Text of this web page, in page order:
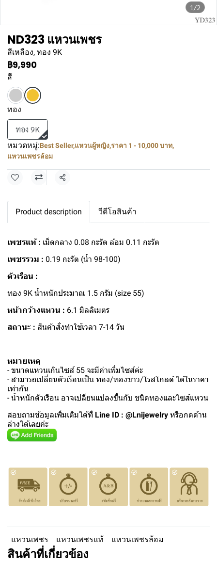
1/2
ND323 แหวนเพชร
สีเหลือง, ทอง 9K
฿9,990
สี
ทอง
ทอง 9K
หมวดหมู่:Best Seller,แหวนผู้หญิง,ราคา 1 - 10,000 บาท,
แหวนเพชรล้อม
แชร์
Product description วีดีโอสินค้า
เพชรแท้ : เม็ดกลาง 0.08 กะรัต ล้อม 0.11 กะรัต
เพชรรวม : 0.19 กะรัต (น้ำ 98-100)
ตัวเรือน :
ทอง 9K น้ำหนักประมาณ 1.5 กรัม (size 55)
หน้ากว้างแหวน : 6.1 มิลลิเมตร
สถานะ : สินค้าสั่งทำใช้เวลา 7-14 วัน
หมายเหตุ
- ขนาดแหวนเกินไซส์ 55 จะมีค่าเพิ่มไซส์ค่ะ
- สามารถเปลี่ยนตัวเรือนเป็น ทอง/ทองขาว/โรสโกลด์ ได้ในราคา
เท่ากัน
- น้ำหนักตัวเรือน อาจเปลี่ยนแปลงขึ้นกับ ชนิดทองและไซส์แหวน
สอบถามข้อมูลเพิ่มเติมได้ที่ Line ID : @Lnijewelry หรือกดด้าน
ล่างได้เลยค่ะ
แหวนเพชร แหวนเพชรแท้ แหวนเพชรล้อม
สินค้าที่เกี่ยวข้อง